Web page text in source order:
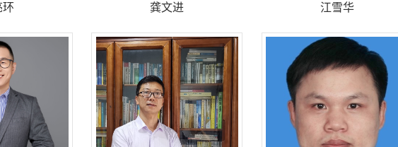
环 龚文进 江雪华